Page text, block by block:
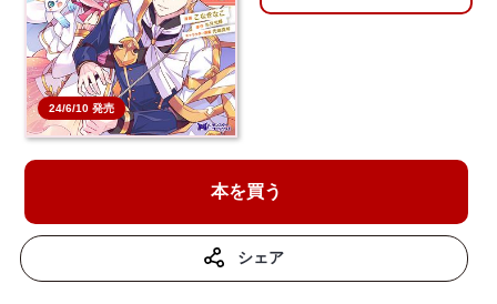
24/6/10 発売
本を買う
シェア